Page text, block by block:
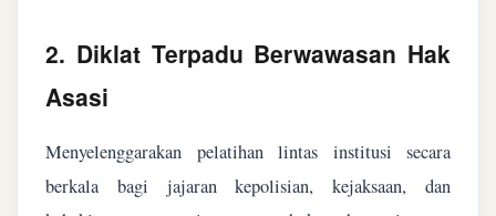
2. Diklat Terpadu Berwawasan Hak
Asasi
Menyelenggarakan pelatihan lintas institusi secara
berkala bagi jajaran kepolisian, kejaksaan, dan